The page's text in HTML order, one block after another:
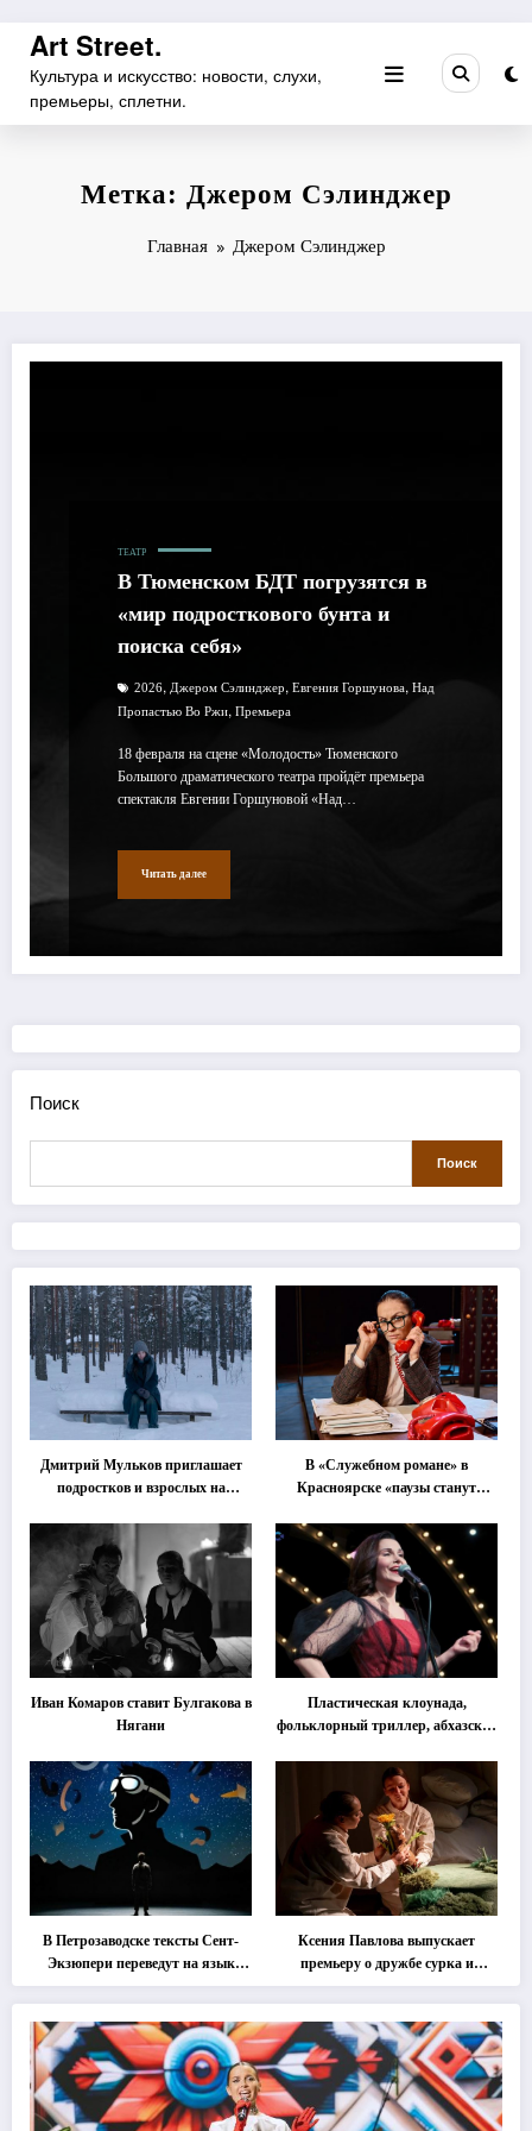
Перейти
содержимому
Art Street.
Культура и искусство: новости, слухи,
премьеры, сплетни.
Метка: Джером Сэлинджер
Главная Джером Сэлинджер
ТЕАТР
В Тюменском БДТ погрузятся в
«мир подросткового бунта и
поиска себя»
2026, Джером Сэлинджер, Евгения Горшунова, Над
Пропастью Во Ржи, Премьера
18 февраля на сцене «Молодость» Тюменского
Большого драматического театра пройдёт премьера
спектакля Евгении Горшуновой «Над…
Читать далее
Поиск
Поиск
Дмитрий Мульков приглашает
подростков и взрослых на
В «Служебном романе» в
Красноярске «паузы станут
Иван Комаров ставит Булгакова в
Нягани
Пластическая клоунада,
фольклорный триллер, абхазская
втором этапе фестиваля
«Монокль»
В Петрозаводске тексты Сент-
Экзюпери переведут на язык
современной хореографии
Ксения Павлова выпускает
премьеру о дружбе сурка и
одуванчика